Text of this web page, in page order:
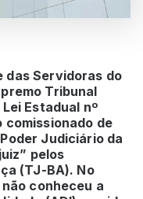
das Servidoras do
Tribunal
Estadual nº
comissionado de
Judiciário da
pelos
(TJ-BA). No
conheceu a